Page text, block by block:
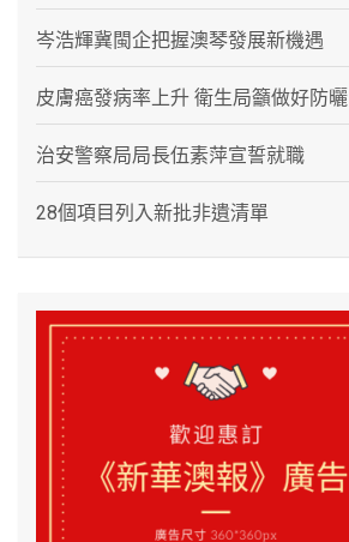
岑浩輝冀閩企把握澳琴發展新機遇
皮膚癌發病率上升 衛生局籲做好防曬
治安警察局局長伍素萍宣誓就職
28個項目列入新批非遺清單